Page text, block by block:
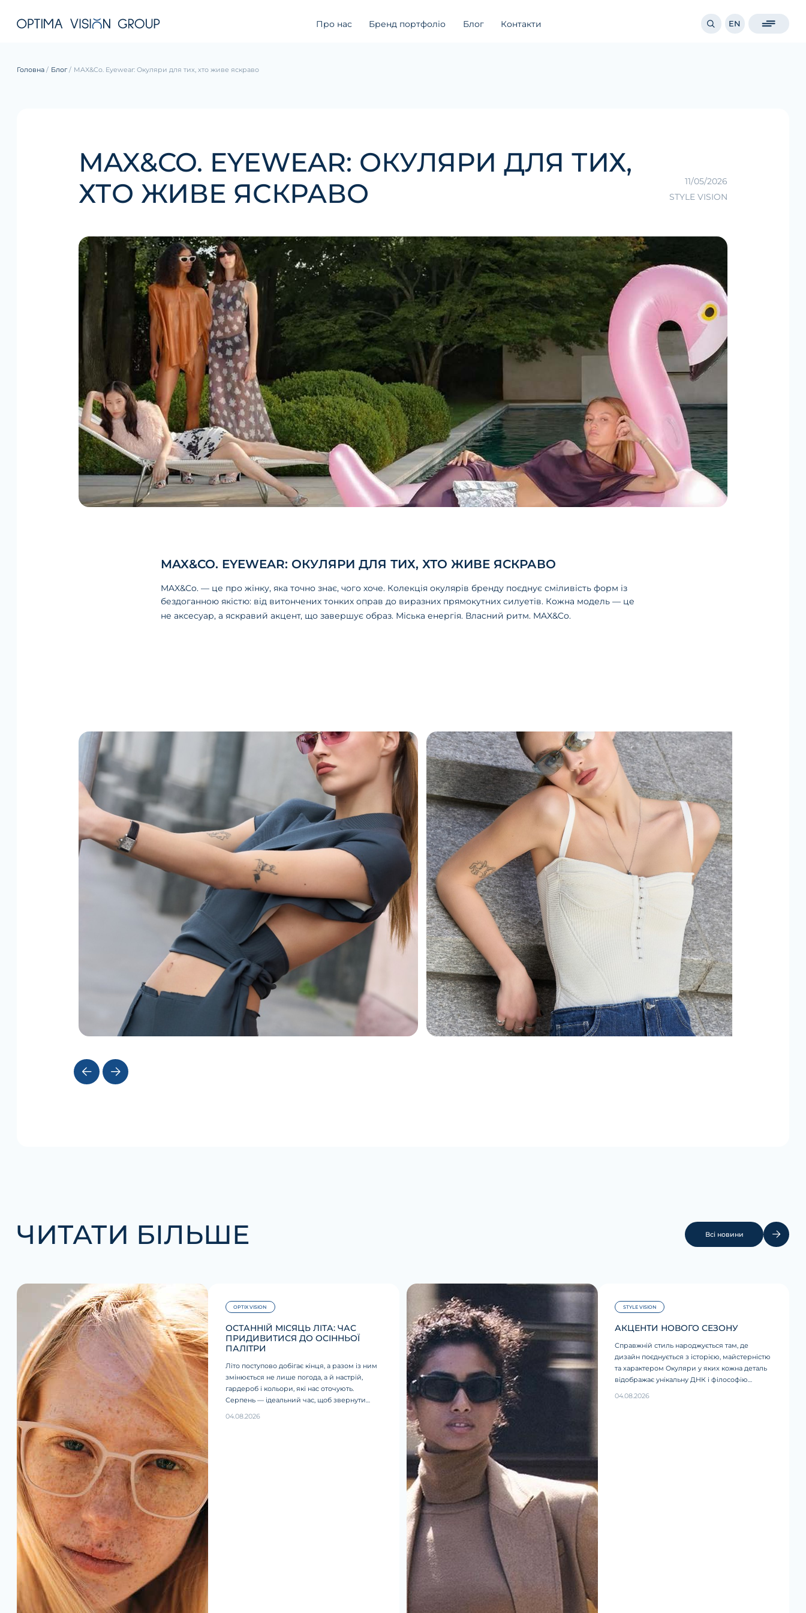
Про нас Бренд портфоліо Блог Контакти EN
Головна Блог MAX&Co. Eyewear: Окуляри для тих, хто живе яскраво
MAX&CO. EYEWEAR: ОКУЛЯРИ ДЛЯ ТИХ,
ХТО ЖИВЕ ЯСКРАВО
11/05/2026
STYLE VISION
MAX&CO. EYEWEAR: ОКУЛЯРИ ДЛЯ ТИХ, ХТО ЖИВЕ ЯСКРАВО
MAX&Co. — це про жінку, яка точно знає, чого хоче. Колекція окулярів бренду поєднує сміливість форм із
бездоганною якістю: від витончених тонких оправ до виразних прямокутних силуетів. Кожна модель — це
не аксесуар, а яскравий акцент, що завершує образ. Міська енергія. Власний ритм. MAX&Co.
ЧИТАТИ БІЛЬШЕ Всі новини
OPTIX VISION
ОСТАННІЙ МІСЯЦЬ ЛІТА: ЧАС
ПРИДИВИТИСЯ ДО ОСІННЬОЇ
ПАЛІТРИ
Літо поступово добігає кінця, а разом із ним
змінюється не лише погода, а й настрій,
гардероб і кольори, які нас оточують.
Серпень — ідеальний час, щоб звернути
04.08.2026
STYLE VISION
АКЦЕНТИ НОВОГО СЕЗОНУ
Справжній стиль народжується там, де
дизайн поєднується з історією, майстерністю
та характером Окуляри у яких кожна деталь
відображає унікальну ДНК і філософію
04.08.2026